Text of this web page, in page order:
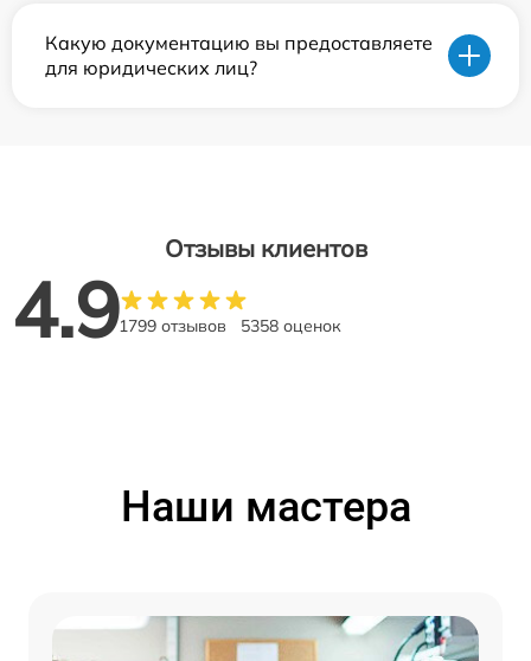
Какую документацию вы предоставляете
для юридических лиц?
Отзывы клиентов
4.91799 отзывов 5358 оценок
Наши мастера